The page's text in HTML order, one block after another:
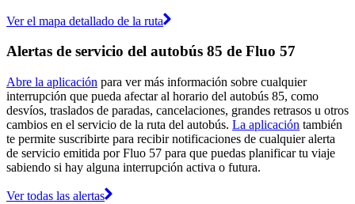
Ver el mapa detallado de la ruta
Alertas de servicio del autobús 85 de Fluo 57
Abre la aplicación para ver más información sobre cualquier
interrupción que pueda afectar al horario del autobús 85, como
desvíos, traslados de paradas, cancelaciones, grandes retrasos u otros
cambios en el servicio de la ruta del autobús. La aplicación también
te permite suscribirte para recibir notificaciones de cualquier alerta
de servicio emitida por Fluo 57 para que puedas planificar tu viaje
sabiendo si hay alguna interrupción activa o futura.
Ver todas las alertas